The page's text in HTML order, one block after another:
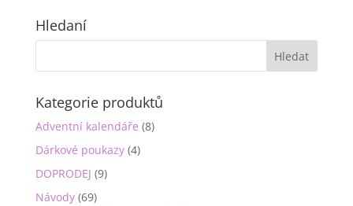
Hledaní
Kategorie produktů
Adventní kalendáře (8)
Dárkové poukazy (4)
DOPRODEJ (9)
Návody (69)